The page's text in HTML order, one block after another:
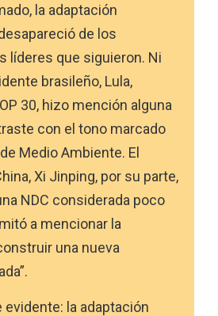
la adaptación
de los
líderes que siguieron. Ni
brasileño, Lula,
30, hizo mención alguna
con el tono marcado
Medio Ambiente. El
Xi Jinping, por su parte,
NDC considerada poco
a mencionar la
una nueva
la adaptación